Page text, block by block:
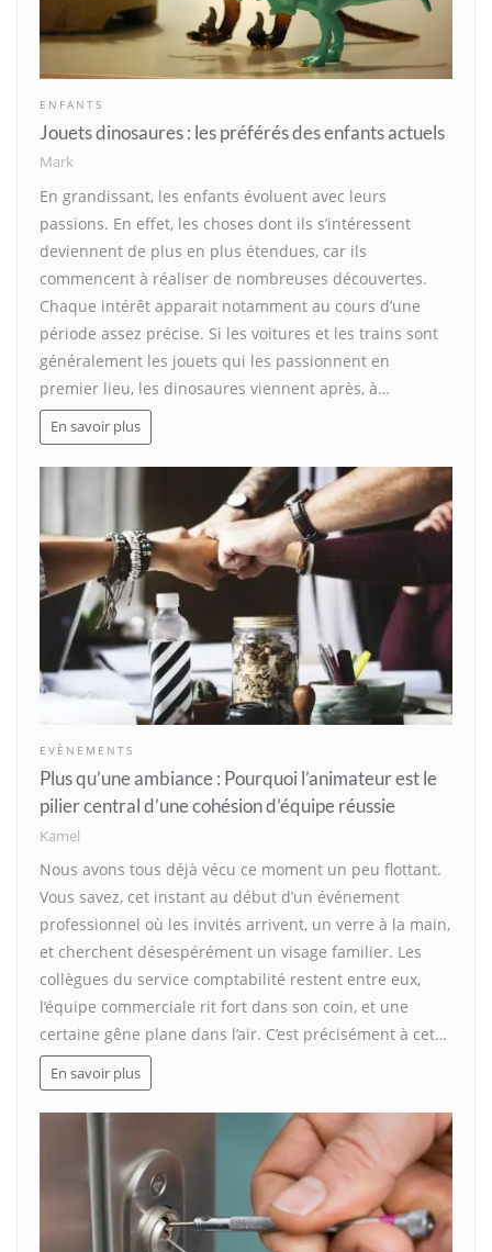
ENFANTS
Jouets dinosaures : les préférés des enfants actuels
Mark
En grandissant, les enfants évoluent avec leurs
passions. En effet, les choses dont ils s’intéressent
deviennent de plus en plus étendues, car ils
commencent à réaliser de nombreuses découvertes.
Chaque intérêt apparait notamment au cours d’une
période assez précise. Si les voitures et les trains sont
généralement les jouets qui les passionnent en
premier lieu, les dinosaures viennent après, à…
En savoir plus
EVÈNEMENTS
Plus qu’une ambiance : Pourquoi l’animateur est le
pilier central d’une cohésion d’équipe réussie
Kamel
Nous avons tous déjà vécu ce moment un peu flottant.
Vous savez, cet instant au début d’un événement
professionnel où les invités arrivent, un verre à la main,
et cherchent désespérément un visage familier. Les
collègues du service comptabilité restent entre eux,
l’équipe commerciale rit fort dans son coin, et une
certaine gêne plane dans l’air. C’est précisément à cet…
En savoir plus